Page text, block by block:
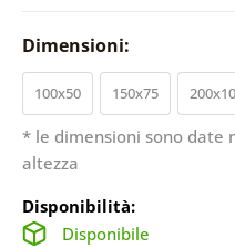
Dimensioni:
100x50 150x75
* le dimensioni sono date
altezza
Disponibilità:
Disponibile